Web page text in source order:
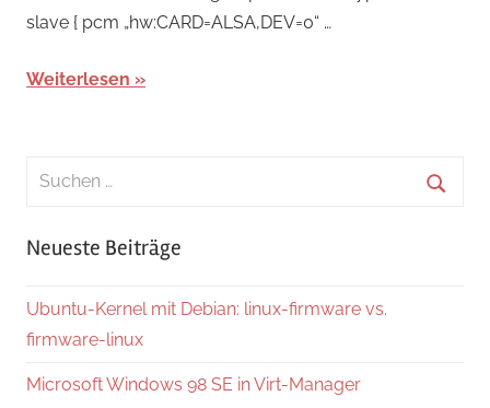
slave { pcm „hw:CARD=ALSA,DEV=0“ …
Weiterlesen
Suchen
Neueste Beiträge
Ubuntu-Kernel mit Debian: linux-firmware vs.
firmware-linux
Microsoft Windows 98 SE in Virt-Manager